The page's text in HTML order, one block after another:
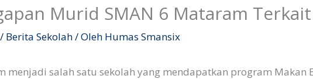
Murid SMAN 6 Mataram
/ Berita Sekolah/ Oleh Humas Smansix
menjadi salah satu sekolah yang mendapatkan program Makan